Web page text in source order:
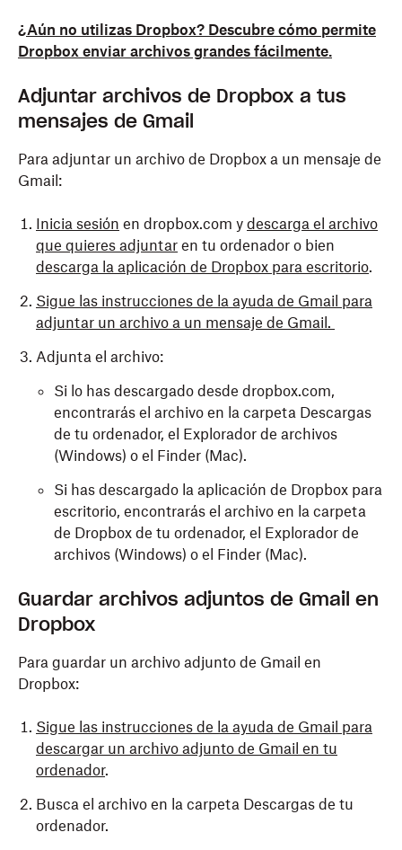
¿Aún no utilizas Dropbox? Descubre cómo permite
Dropbox enviar archivos grandes fácilmente.
Adjuntar archivos de Dropbox a tus
mensajes de Gmail
Para adjuntar un archivo de Dropbox a un mensaje de
Gmail:
Inicia sesión en dropbox.com y descarga el archivo
que quieres adjuntar en tu ordenador o bien
descarga la aplicación de Dropbox para escritorio.
Sigue las instrucciones de la ayuda de Gmail para
adjuntar un archivo a un mensaje de Gmail.
Adjunta el archivo:
Si lo has descargado desde dropbox.com,
encontrarás el archivo en la carpeta Descargas
de tu ordenador, el Explorador de archivos
(Windows) o el Finder (Mac).
Si has descargado la aplicación de Dropbox para
escritorio, encontrarás el archivo en la carpeta
de Dropbox de tu ordenador, el Explorador de
archivos (Windows) o el Finder (Mac).
Guardar archivos adjuntos de Gmail en
Dropbox
Para guardar un archivo adjunto de Gmail en
Dropbox:
Sigue las instrucciones de la ayuda de Gmail para
descargar un archivo adjunto de Gmail en tu
ordenador.
Busca el archivo en la carpeta Descargas de tu
ordenador.